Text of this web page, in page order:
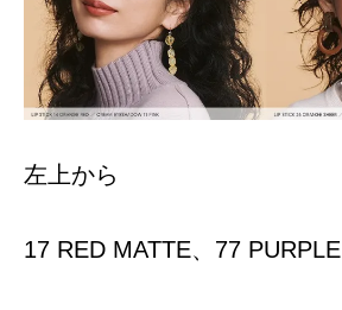
左上から
17 RED MATTE、77 PURPLE